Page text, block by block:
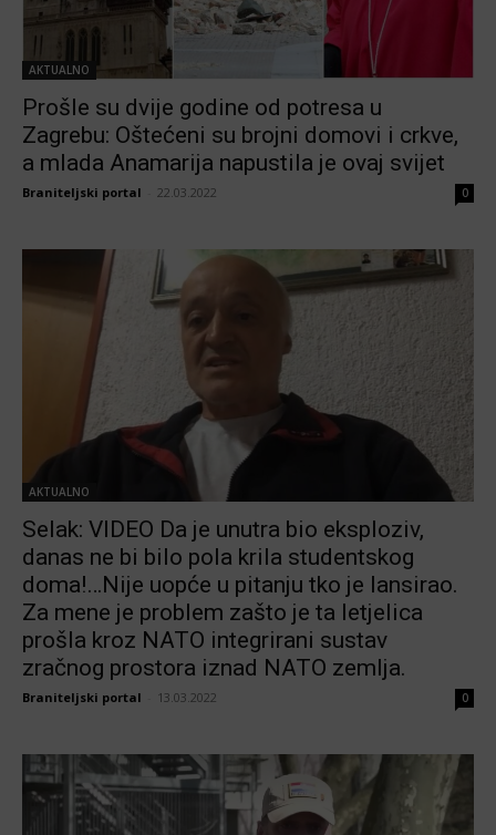
AKTUALNO
Prošle su dvije godine od potresa u
Zagrebu: Oštećeni su brojni domovi i crkve,
a mlada Anamarija napustila je ovaj svijet
Braniteljski portal 22.03.2022 0
AKTUALNO
Selak: VIDEO Da je unutra bio eksploziv,
danas ne bi bilo pola krila studentskog
doma!…Nije uopće u pitanju tko je lansirao.
Za mene je problem zašto je ta letjelica
prošla kroz NATO integrirani sustav
zračnog prostora iznad NATO zemlja.
Braniteljski portal 13.03.2022 0